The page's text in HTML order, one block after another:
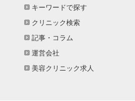
キーワードで探す
クリニック検索
記事・コラム
運営会社
美容クリニック求人